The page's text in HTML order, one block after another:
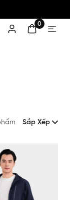
0
Sắp Xếp